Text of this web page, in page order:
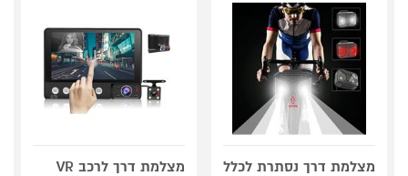
מצלמת דרך נסתרת לכלל
מצלמת דרך לרכב VR